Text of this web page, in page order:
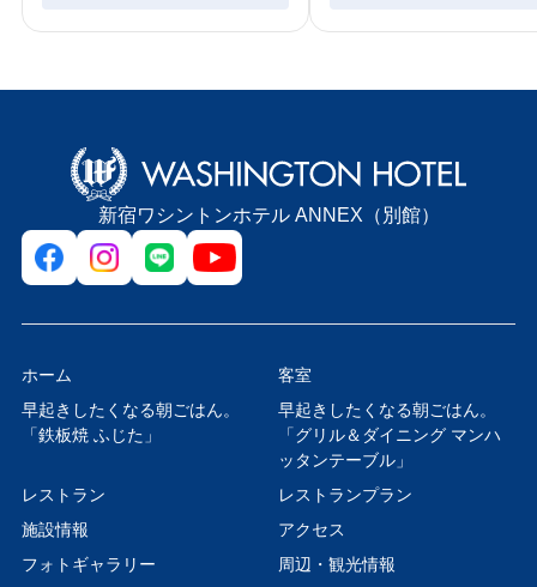
新宿ワシントンホテル ANNEX（別館）
ホーム
客室
早起きしたくなる朝ごはん。
「鉄板焼 ふじた」
早起きしたくなる朝ごはん。
「グリル＆ダイニング マンハ
ッタンテーブル」
レストラン
レストランプラン
施設情報
アクセス
フォトギャラリー
周辺・観光情報